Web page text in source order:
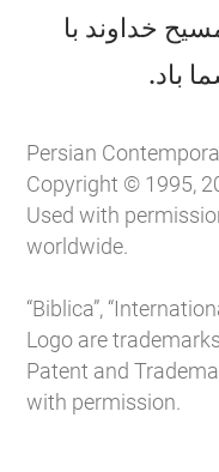
خداوند با
باد.
Persian
Copyright © 1995,
Used with
worldwide.
“Biblica”,
Logo are
Patent and
with permission.